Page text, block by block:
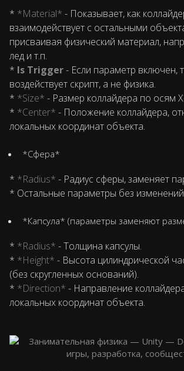
* *Material* - Показывает, как
взаимодействует с остальными
присваивая физический материал,
лед и т.п.
* Is Trigger- Если параметр включен,
воздействует скрипт, а не физика.
* *Size* - Размер коллайдера по осям
* *Center* - Положение коллайдера,
локальных координат объекта.
*Сфера*
* *Radius* - Радиус сферы, заменяет
* Остальные параметры без
*Капсула* (параметры заменяют
* *Radius* - Толщина капсулы.
* *Height* - Высота цилиндрической
(без скругленных оснований).
* *Direction* - Направление
локальных координат объекта.